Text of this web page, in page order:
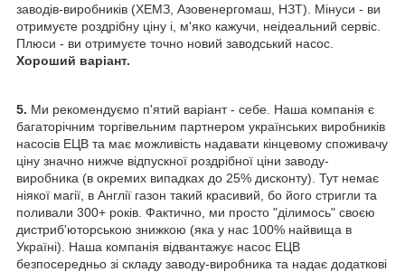
заводів-виробників (ХЕМЗ, Азовенергомаш, НЗТ). Мінуси - ви
отримуєте роздрібну ціну і, м'яко кажучи, неідеальний сервіс.
Плюси - ви отримуєте точно новий заводський насос.
Хороший варіант.
5. Ми рекомендуємо п'ятий варіант - себе. Наша компанія є
багаторічним торгівельним партнером українських виробників
насосів ЕЦВ та має можливість надавати кінцевому споживачу
ціну значно нижче відпускної роздрібної ціни заводу-
виробника (в окремих випадках до 25% дисконту). Тут немає
ніякої магії, в Англії газон такий красивий, бо його стригли та
поливали 300+ років. Фактично, ми просто "ділимось" своєю
дистриб'юторською знижкою (яка у нас 100% найвища в
Україні). Наша компанія відвантажує насос ЕЦВ
безпосередньо зі складу заводу-виробника та надає додаткові